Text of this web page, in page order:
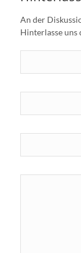
An der
Hinterlasse uns